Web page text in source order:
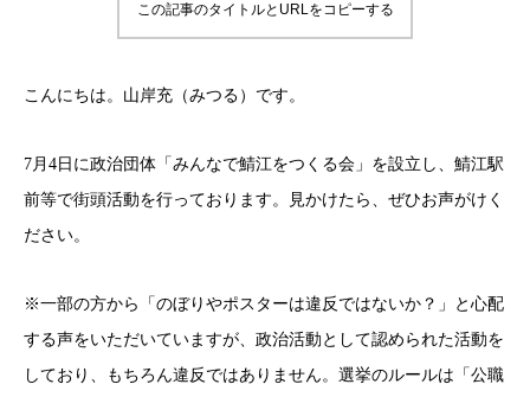
この記事のタイトルとURLをコピーする
こんにちは。山岸充（みつる）です。
7月4日に政治団体「みんなで鯖江をつくる会」を設立し、鯖江駅
前等で街頭活動を行っております。見かけたら、ぜひお声がけく
ださい。
※一部の方から「のぼりやポスターは違反ではないか？」と心配
する声をいただいていますが、政治活動として認められた活動を
しており、もちろん違反ではありません。選挙のルールは「公職